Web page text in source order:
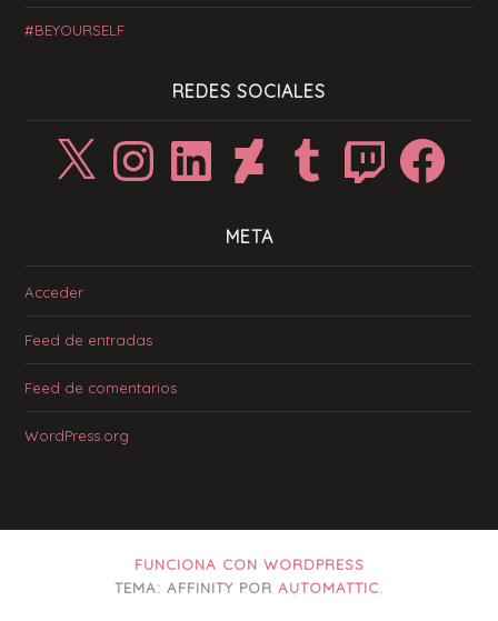
#BEYOURSELF
REDES SOCIALES
InstagramLinkedIn DeviantArtTumblr Twitch Facebook
META
Acceder
Feed de entradas
Feed de comentarios
WordPress.org
FUNCIONA CON WORDPRESS
TEMA: AFFINITY POR AUTOMATTIC